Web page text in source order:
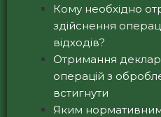
Кому необхідно
здійснення
відходів?
Отримання
операцій з
встигнути
Яким